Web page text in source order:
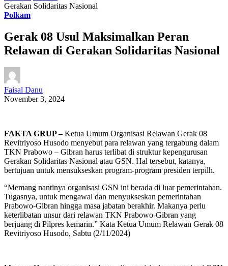
Gerakan Solidaritas Nasional
Polkam
Gerak 08 Usul Maksimalkan Peran
Relawan di Gerakan Solidaritas Nasional
Faisal Danu
November 3, 2024
FAKTA GRUP –Ketua Umum Organisasi Relawan Gerak 08
Revitriyoso Husodo menyebut para relawan yang tergabung dalam
TKN Prabowo – Gibran harus terlibat di struktur kepengurusan
Gerakan Solidaritas Nasional atau GSN. Hal tersebut, katanya,
bertujuan untuk mensukseskan program-program presiden terpilh.
“Memang nantinya organisasi GSN ini berada di luar pemerintahan.
Tugasnya, untuk mengawal dan menyukseskan pemerintahan
Prabowo-Gibran hingga masa jabatan berakhir. Makanya perlu
keterlibatan unsur dari relawan TKN Prabowo-Gibran yang
berjuang di Pilpres kemarin.” Kata Ketua Umum Relawan Gerak 08
Revitriyoso Husodo, Sabtu (2/11/2024)